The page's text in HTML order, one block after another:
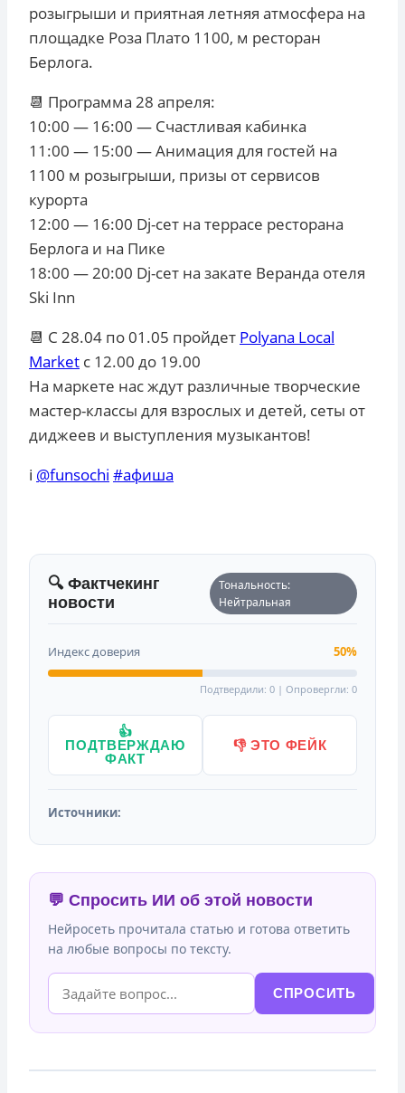
розыгрыши и приятная летняя атмосфера на
площадке Роза Плато 1100, м ресторан
Берлога.
📆 Программа 28 апреля:
10:00 — 16:00 — Счастливая кабинка
11:00 — 15:00 — Анимация для гостей на
1100 м розыгрыши, призы от сервисов
курорта
12:00 — 16:00 Dj-сет на террасе ресторана
Берлога и на Пике
18:00 — 20:00 Dj-сет на закате Веранда отеля
Ski Inn
📆 С 28.04 по 01.05 пройдет Polyana Local
Market с 12.00 до 19.00
На маркете нас ждут различные творческие
мастер-классы для взрослых и детей, сеты от
диджеев и выступления музыкантов!
ℹ️ @funsochi #афиша
🔍 Фактчекинг
новости
Тональность:
Нейтральная
Индекс доверия 50%
Подтвердили: 0 | Опровергли: 0
👍
ПОДТВЕРЖДАЮ
ФАКТ
👎 ЭТО ФЕЙК
Источники:
💬 Спросить ИИ об этой новости
Нейросеть прочитала статью и готова ответить
на любые вопросы по тексту.
СПРОСИТЬ